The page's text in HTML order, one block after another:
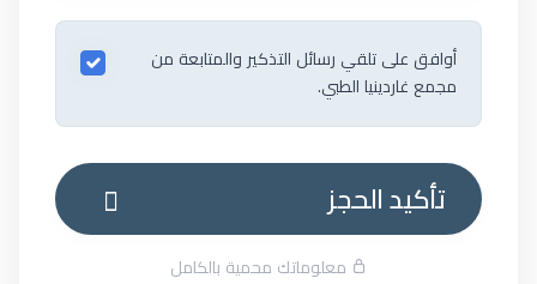
أوافق على تلقي رسائل التذكير والمتابعة من
مجمع غاردينيا الطبي.
تأكيد الحجز
معلوماتك محمية بالكامل